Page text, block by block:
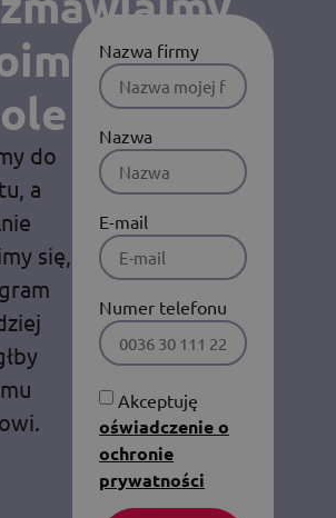
do
a
się,
Nazwa firmy
Nazwa
E-mail
Numer telefonu
Akceptuję
oświadczenie o
ochronie
prywatności